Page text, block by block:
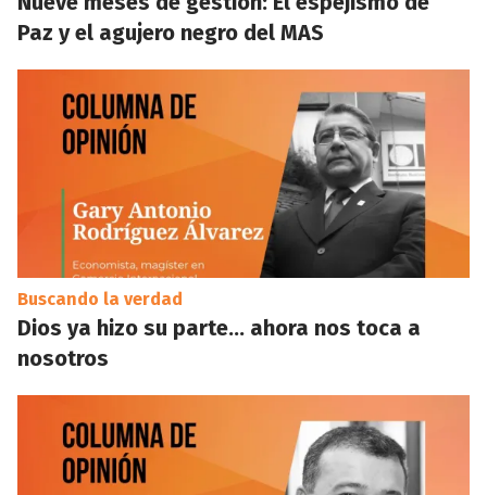
Paz y el agujero negro del MAS
Buscando la verdad
Dios ya hizo su parte… ahora nos toca a
nosotros